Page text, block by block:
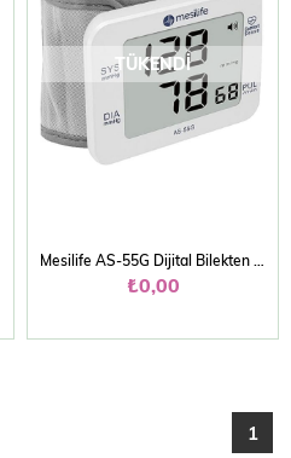
TÜKENDI
₺0,00
1